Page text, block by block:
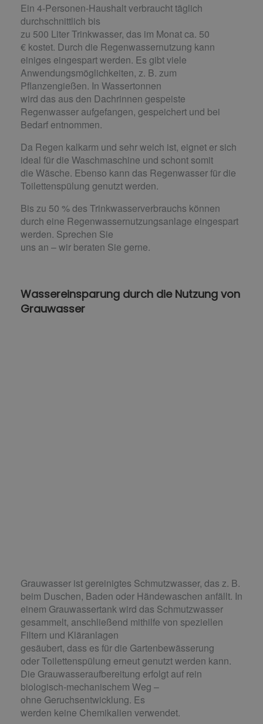
Ein 4-Personen-Haushalt verbraucht täglich
durchschnittlich bis
zu 500 Liter Trinkwasser, das im Monat ca. 50
€ kostet. Durch die Regenwassernutzung kann
einiges eingespart werden. Es gibt viele
Anwendungsmöglichkeiten, z. B. zum
Pflanzengießen. In Wassertonnen
wird das aus den Dachrinnen gespeiste
Regenwasser aufgefangen, gespeichert und bei
Bedarf entnommen.
Da Regen kalkarm und sehr weich ist, eignet er sich
ideal für die Waschmaschine und schont somit
die Wäsche. Ebenso kann das Regenwasser für die
Toilettenspülung genutzt werden.
Bis zu 50 % des Trinkwasserverbrauchs können
durch eine Regenwassernutzungsanlage eingespart
werden. Sprechen Sie
uns an – wir beraten Sie gerne.
Wassereinsparung durch die Nutzung von
Grauwasser
Grauwasser ist gereinigtes Schmutzwasser, das z. B.
beim Duschen, Baden oder Händewaschen anfällt. In
einem Grauwassertank wird das Schmutzwasser
gesammelt, anschließend mithilfe von speziellen
Filtern und Kläranlagen
gesäubert, dass es für die Gartenbewässerung
oder Toilettenspülung erneut genutzt werden kann.
Die Grauwasseraufbereitung erfolgt auf rein
biologisch-mechanischem Weg –
ohne Geruchsentwicklung. Es
werden keine Chemikalien verwendet.